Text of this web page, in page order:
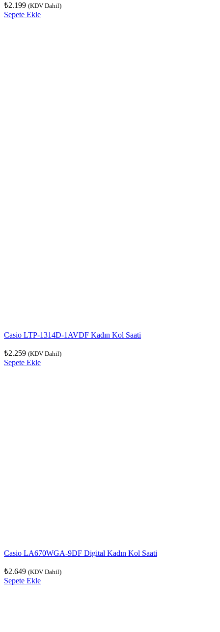
₺2.199 (KDV Dahil)
Sepete Ekle
Casio LTP-1314D-1AVDF Kadın Kol Saati
₺2.259 (KDV Dahil)
Sepete Ekle
Casio LA670WGA-9DF Digital Kadın Kol Saati
₺2.649 (KDV Dahil)
Sepete Ekle